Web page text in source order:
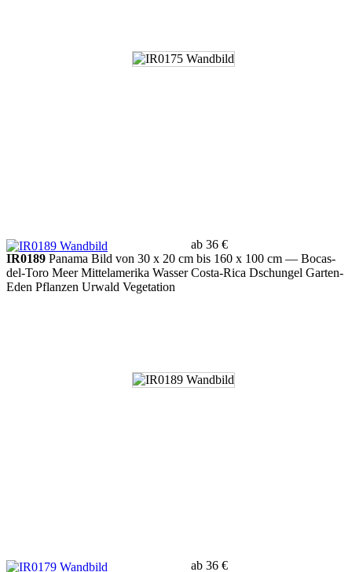
ab 36 €
IR0189 Panama Bild von 30 x 20 cm bis 160 x 100 cm — Bocas-
del-Toro Meer Mittelamerika Wasser Costa-Rica Dschungel Garten-
Eden Pflanzen Urwald Vegetation
ab 36 €